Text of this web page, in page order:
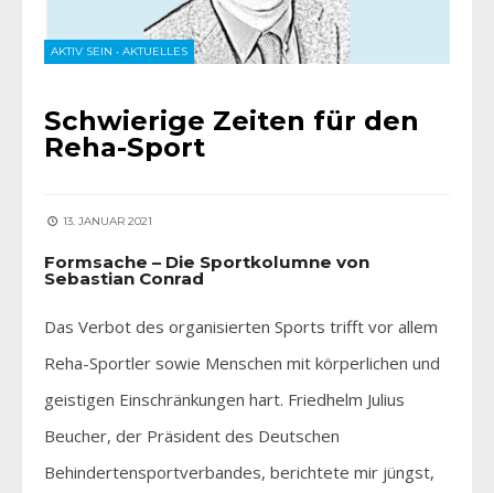
AKTIV SEIN • AKTUELLES
Schwierige Zeiten für den
Reha-Sport
13. JANUAR 2021
Formsache – Die Sportkolumne von
Sebastian Conrad
Das Verbot des organisierten Sports trifft vor allem
Reha-Sportler sowie Menschen mit körperlichen und
geistigen Einschränkungen hart. Friedhelm Julius
Beucher, der Präsident des Deutschen
Behindertensportverbandes, berichtete mir jüngst,